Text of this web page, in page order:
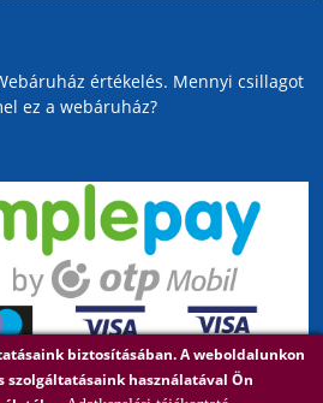
biztosításában. A weboldalunkon
szolgáltatásaink használatával Ön